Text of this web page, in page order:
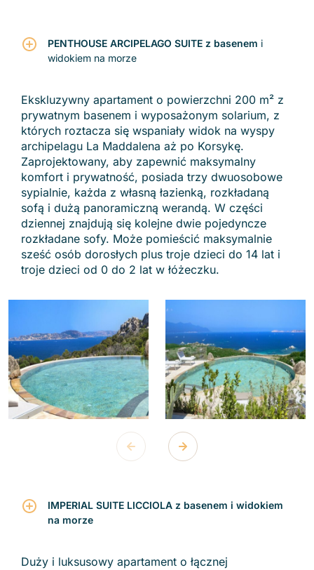
PENTHOUSE ARCIPELAGO SUITE z basenem i
widokiem na morze
Ekskluzywny apartament o powierzchni 200 m² z
prywatnym basenem i wyposażonym solarium, z
których roztacza się wspaniały widok na wyspy
archipelagu La Maddalena aż po Korsykę.
Zaprojektowany, aby zapewnić maksymalny
komfort i prywatność, posiada trzy dwuosobowe
sypialnie, każda z własną łazienką, rozkładaną
sofą i dużą panoramiczną werandą. W części
dziennej znajdują się kolejne dwie pojedyncze
rozkładane sofy. Może pomieścić maksymalnie
sześć osób dorosłych plus troje dzieci do 14 lat i
troje dzieci od 0 do 2 lat w łóżeczku.
IMPERIAL SUITE LICCIOLA z basenem i widokiem
na morze
Duży i luksusowy apartament o łącznej